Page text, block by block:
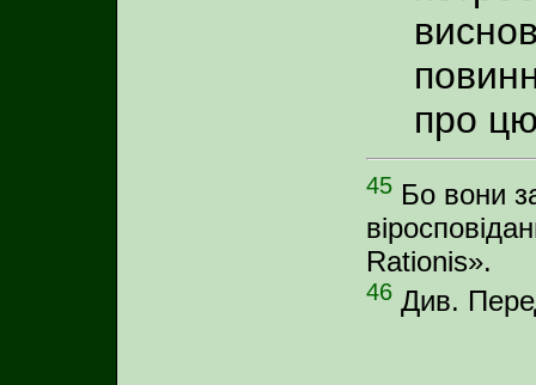
про
45 Бо вони
Rationis».
46 Див.